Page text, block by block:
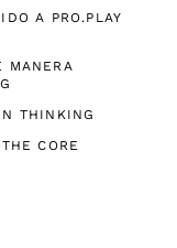
A PRO.PLAY
MANERA
THINKING
CORE